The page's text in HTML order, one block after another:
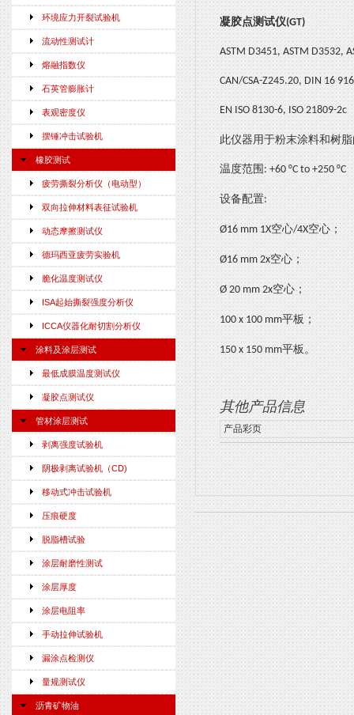
环境应力开裂试验机
流动性测试计
熔融指数仪
石英管膨胀计
表观密度仪
摆锤冲击试验机
橡胶测试
疲劳撕裂分析仪（电动型）
双向拉伸材料表征试验机
动态摩擦测试仪
德玛西亚疲劳实验机
脆化温度测试仪
ISA起始撕裂强度分析仪
ICCA仪器化耐切割分析仪
涂料及涂层测试
最低成膜温度测试仪
凝胶点测试仪
管材涂层测试
剥离强度试验机
阴极剥离试验机（CD)
移动式冲击试验机
压痕硬度
脱脂槽试验
涂层耐磨性测试
涂层厚度
涂层电阻率
手动拉伸试验机
漏涂点检测仪
量规测试仪
沥青矿物油
凝胶点测试仪(GT)
ASTM D3451, ASTM D3532,
CAN/CSA-Z245.20, DIN 16
EN ISO 8130-6, ISO 21809-2c
此仪器用于粉末涂料和树
温度范围 : +60 °C to +250 °C
设备配置:
Ø16 mm 1X空心/4X空心；
Ø16 mm 2x空心；
Ø 20 mm 2x空心；
100 x 100 mm平板；
150 x 150 mm平板。
其他产品信息
产品彩页